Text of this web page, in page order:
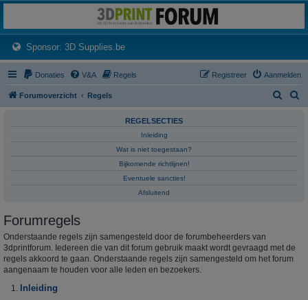
Het 3D print forum van de Benelux na de sluiting van 3dprintforum.nl
Sponsor: 3D Supplies.be(Opens a new tab)
Donaties V&A Regels Aanmelden
Registreer
Forumoverzicht Regels
e
REGELSECTIES
Inleiding
Wat is niet toegestaan?
Bijkomende richtlijnen!
Eventuele sancties!
Afsluitend
Forumregels
Onderstaande regels zijn samengesteld door de forumbeheerders van
3dprintforum. Iedereen die van dit forum gebruik maakt wordt gevraagd met de
regels akkoord te gaan. Onderstaande regels zijn samengesteld om het forum
aangenaam te houden voor alle leden en bezoekers.
Inleiding